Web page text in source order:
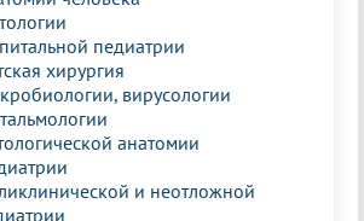
педиатрии
хирургия
вирусологии
анатомии
и неотложной